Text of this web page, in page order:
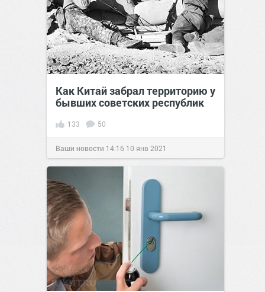
Как Китай забрал территорию у
бывших советских республик
133 50
Ваши новости 14:16 10 янв 2021